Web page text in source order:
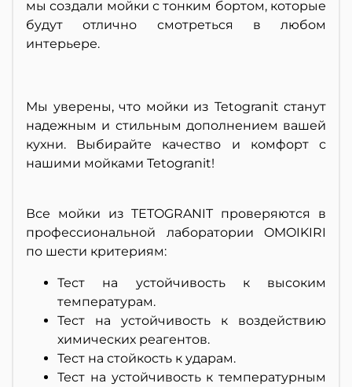
мы создали мойки с тонким бортом, которые
будут отлично смотреться в любом
интерьере.
Мы уверены, что мойки из Tetogranit станут
надежным и стильным дополнением вашей
кухни. Выбирайте качество и комфорт с
нашими мойками Tetogranit!
Все мойки из TETOGRANIT проверяются в
профессиональной лаборатории OMOIKIRI
по шести критериям:
Тест на устойчивость к высоким
температурам.
Тест на устойчивость к воздействию
химических реагентов.
Тест на стойкость к ударам.
Тест на устойчивость к температурным